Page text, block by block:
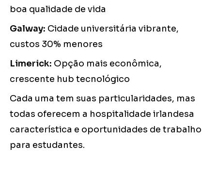
boa qualidade de vida
Galway: Cidade universitária vibrante,
custos 30% menores
Limerick: Opção mais econômica,
crescente hub tecnológico
Cada uma tem suas particularidades, mas
todas oferecem a hospitalidade irlandesa
característica e oportunidades de trabalho
para estudantes.